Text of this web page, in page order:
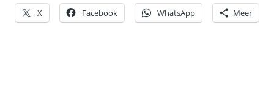
X Facebook WhatsApp Meer